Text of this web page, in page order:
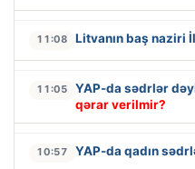
11:08 Litvanın baş naziri
11:05 YAP-da sədrlər
qərar verilmir?
10:57 YAP-da qadın